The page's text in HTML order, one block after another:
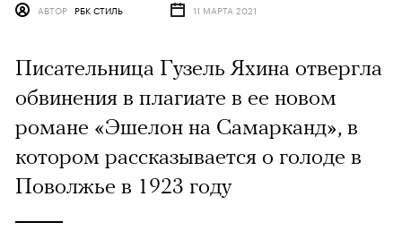
АВТОР РБК СТИЛЬ 11 МАРТА 2021
Писательница Гузель Яхина отвергла
обвинения в плагиате в ее новом
романе «Эшелон на Самарканд», в
котором рассказывается о голоде в
Поволжье в 1923 году